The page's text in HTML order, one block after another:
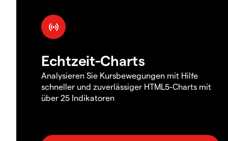
Echtzeit-Charts
Analysieren Sie Kursbewegungen mit Hilfe
schneller und zuverlässiger HTML5-Charts mit
über 25 Indikatoren